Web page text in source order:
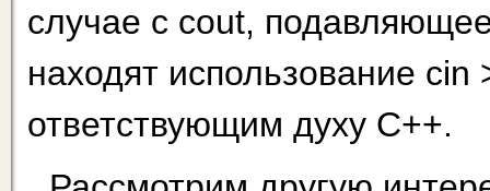
случае с cout,
находят использование
ответствующим духу С++.